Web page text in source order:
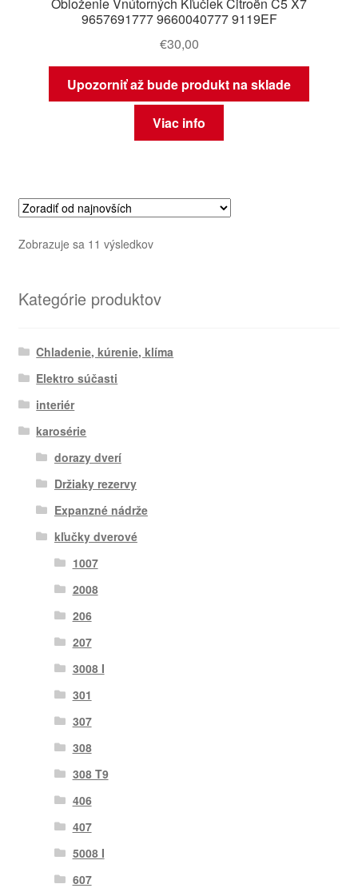
9657691777 9660040777 9119EF
€30,00
Upozorniť až bude produkt na sklade
Viac info
Zobrazuje sa 11 výsledkovZoradené
Kategórie produktov
Chladenie, kúrenie, klíma
Elektro súčasti
interiér
karosérie
dorazy dverí
Držiaky rezervy
Expanzné nádrže
kľučky dverové
1007
2008
206
207
3008 I
301
307
308
308 T9
406
407
5008 I
607